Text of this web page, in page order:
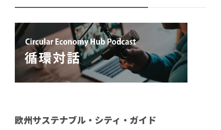
欧州サステナブル・シティ・ガイド